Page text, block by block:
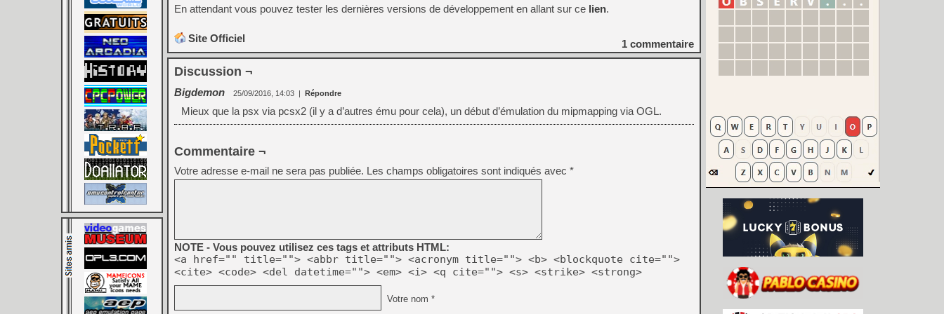
En attendant vous pouvez tester les dernières versions de développement en allant sur ce lien.
Site Officiel 1 commentaire
Discussion ¬
Bigdemon 25/09/2016, 14:03 | Répondre
Mieux que la psx via pcsx2 (il y a d’autres ému pour cela), un début d’émulation du mipmapping via OGL.
Commentaire ¬
Votre adresse e-mail ne sera pas publiée. Les champs obligatoires sont indiqués avec *
NOTE - Vous pouvez utilisez ces tags et attributs HTML:
<a href="" title=""> <abbr title=""> <acronym title=""> <b> <blockquote cite="">
<cite> <code> <del datetime=""> <em> <i> <q cite=""> <s> <strike> <strong>
Votre nom *